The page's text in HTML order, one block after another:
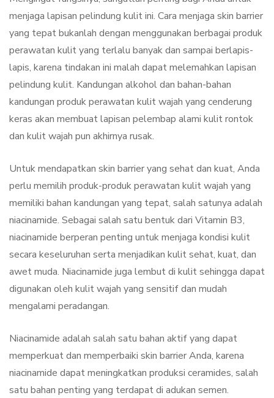
menjaga lapisan pelindung kulit ini. Cara menjaga skin barrier
yang tepat bukanlah dengan menggunakan berbagai produk
perawatan kulit yang terlalu banyak dan sampai berlapis-
lapis, karena tindakan ini malah dapat melemahkan lapisan
pelindung kulit. Kandungan alkohol dan bahan-bahan
kandungan produk perawatan kulit wajah yang cenderung
keras akan membuat lapisan pelembap alami kulit rontok
dan kulit wajah pun akhirnya rusak.
Untuk mendapatkan skin barrier yang sehat dan kuat, Anda
perlu memilih produk-produk perawatan kulit wajah yang
memiliki bahan kandungan yang tepat, salah satunya adalah
niacinamide. Sebagai salah satu bentuk dari Vitamin B3,
niacinamide berperan penting untuk menjaga kondisi kulit
secara keseluruhan serta menjadikan kulit sehat, kuat, dan
awet muda. Niacinamide juga lembut di kulit sehingga dapat
digunakan oleh kulit wajah yang sensitif dan mudah
mengalami peradangan.
Niacinamide adalah salah satu bahan aktif yang dapat
memperkuat dan memperbaiki skin barrier Anda, karena
niacinamide dapat meningkatkan produksi ceramides, salah
satu bahan penting yang terdapat di adukan semen.